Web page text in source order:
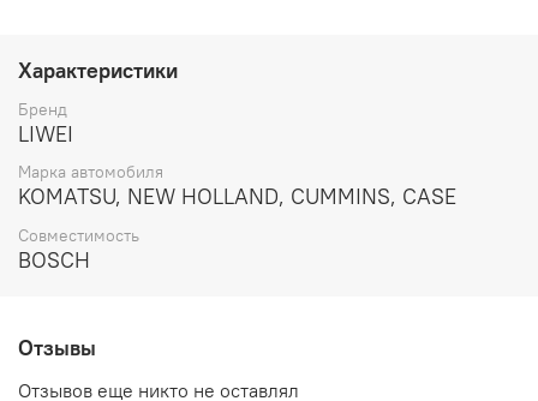
R320LC-7, R360LC-7, R430LC-9, HL770-7A //SANY
SR220C, SR250 // XCMG QY40K, QY50K, QY70K //
KOMATSU PC350HD-8, PC350LC-8, PC300LC-8,
PC300HD-8, WA430-6 с двигателем 8.9л.
Артикул: DLLA118P2203.
Номера аналогов: 0433172203, ALLA118P2203,
FZB1336FE, FZB1336LE, FZB1336LW, FZB1336LZ,
Производитель: LIWEI.
Характеристики
Бренд
LIWEI
Марка автомобиля
KOMATSU, NEW HOLLAND, CUMMINS, CASE
Совместимость
BOSCH
Отзывы
Отзывов еще никто не оставлял